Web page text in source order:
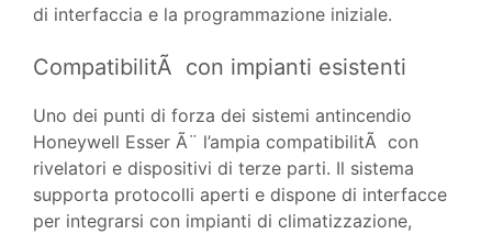
di interfaccia e la programmazione iniziale.
CompatibilitÃ con impianti esistenti
Uno dei punti di forza dei sistemi antincendio
Honeywell Esser Ã¨ l’ampia compatibilitÃ con
rivelatori e dispositivi di terze parti. Il sistema
supporta protocolli aperti e dispone di interfacce
per integrarsi con impianti di climatizzazione,